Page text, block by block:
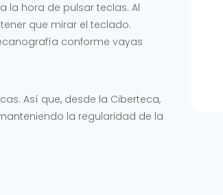
la hora de pulsar teclas. Al
que mirar el teclado.
conforme vayas
Así que, desde la Ciberteca,
la regularidad de la